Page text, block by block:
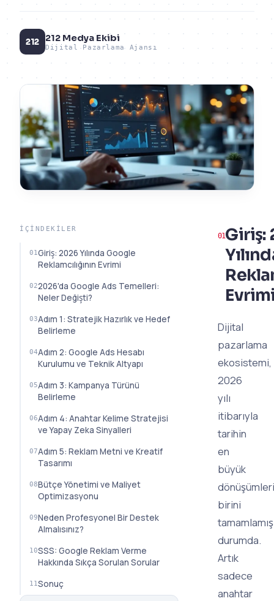
212 212 Medya Ekibi
Dijital Pazarlama Ajansı
İÇINDEKILER
Giriş: 2026 Yılında Google
Reklamcılığının Evrimi
2026'da Google Ads Temelleri:
Neler Değişti?
Adım 1: Stratejik Hazırlık ve Hedef
Belirleme
Adım 2: Google Ads Hesabı
Kurulumu ve Teknik Altyapı
Adım 3: Kampanya Türünü
Belirleme
Adım 4: Anahtar Kelime Stratejisi
ve Yapay Zeka Sinyalleri
Adım 5: Reklam Metni ve Kreatif
Tasarımı
Bütçe Yönetimi ve Maliyet
Optimizasyonu
Neden Profesyonel Bir Destek
Almalısınız?
SSS: Google Reklam Verme
Hakkında Sıkça Sorulan Sorular
Sonuç
Giriş:
Dijital
pazarlama
ekosistemi,
2026
yılı
itibarıyla
tarihin
en
büyük
birini
tamamlamış
durumda.
Artık
sadece
anahtar